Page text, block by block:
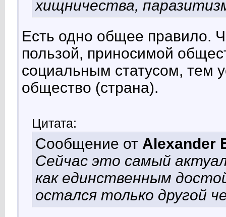
хищничества,
Есть одно общее правило.
пользой, приносимой
социальным статусом, тем
общество (страна).
Цитата:
Сообщение от Alexander
Сейчас это самый
как единственным
остался только другой